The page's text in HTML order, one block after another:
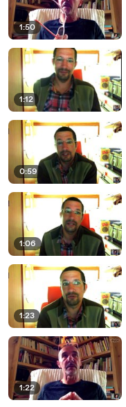
1:50
1:12
0:59
1:06
1:23
1:22